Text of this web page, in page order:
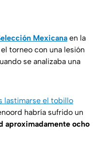
Mexicana en la
torneo con una lesión
se analizaba una
lastimarse el tobillo
habría sufrido un
aproximadamente ocho